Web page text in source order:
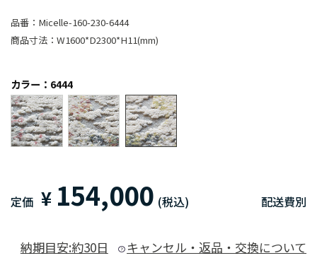
品番： Micelle-160-230-6444
商品寸法： W1600*D2300*H11(mm)
カラー：6444
定価 ¥ 154,000 (税込) 配送費別
納期目安:約30日 キャンセル・返品・交換について